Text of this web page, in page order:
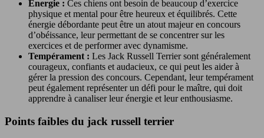
Energie : Ces chiens ont besoin de beaucoup d’exercice
physique et mental pour être heureux et équilibrés. Cette
énergie débordante peut être un atout majeur en concours
d’obéissance, leur permettant de se concentrer sur les
exercices et de performer avec dynamisme.
Tempérament : Les Jack Russell Terrier sont généralement
courageux, confiants et audacieux, ce qui peut les aider à
gérer la pression des concours. Cependant, leur tempérament
peut également représenter un défi pour le maître, qui doit
apprendre à canaliser leur énergie et leur enthousiasme.
Points faibles du jack russell terrier